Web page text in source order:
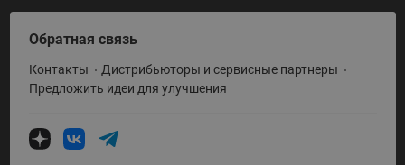
Холодильная техника
Приводная техника
Промышленная автоматика
Теплообменное оборудование
HeatPlatform (Тепловая платформа)
Полезные программы и инструменты
Условия поставки
Обратная связь
Контакты
Дистрибьюторы и сервисные партнеры
Предложить идеи для улучшения